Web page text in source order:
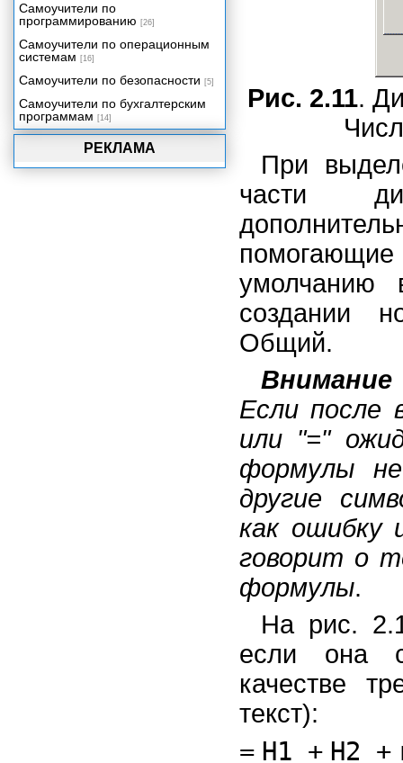
Рис. 2.11.
При
части
умолчанию
создании
Общий.
Внимание
Если после
или "="
формулы
другие
как ошибку
говорит о
формулы.
На рис.
если она
качестве
текст):
= H1 + H2 +
РЕКЛАМА
физических лиц
Учет доходов и расходов в быту и
бизнесе
Функции рабочего листа
Самоучители по
программированию [26]
Самоучители по операционным
системам [16]
Самоучители по безопасности [5]
Самоучители по бухгалтерским
программам [14]